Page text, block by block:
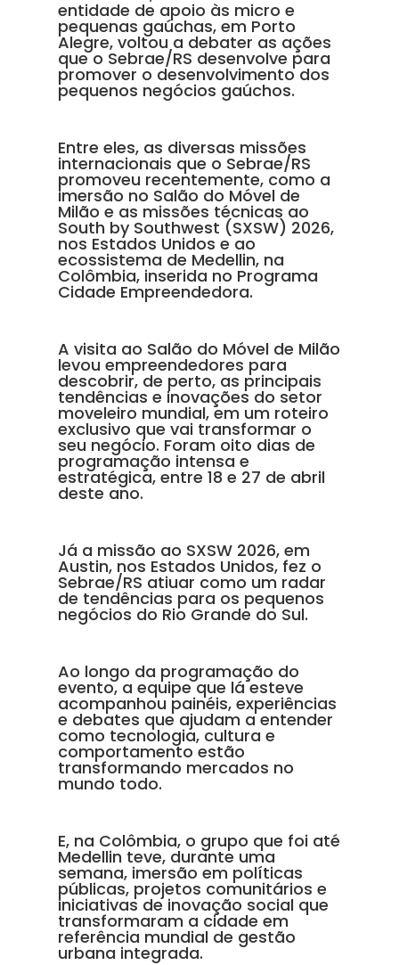
entidade de apoio às micro e
pequenas gaúchas, em Porto
Alegre, voltou a debater as ações
que o Sebrae/RS desenvolve para
promover o desenvolvimento dos
pequenos negócios gaúchos.
Entre eles, as diversas missões
internacionais que o Sebrae/RS
promoveu recentemente, como a
imersão no Salão do Móvel de
Milão e as missões técnicas ao
South by Southwest (SXSW) 2026,
nos Estados Unidos e ao
ecossistema de Medellin, na
Colômbia, inserida no Programa
Cidade Empreendedora.
A visita ao Salão do Móvel de Milão
levou empreendedores para
descobrir, de perto, as principais
tendências e inovações do setor
moveleiro mundial, em um roteiro
exclusivo que vai transformar o
seu negócio. Foram oito dias de
programação intensa e
estratégica, entre 18 e 27 de abril
deste ano.
Já a missão ao SXSW 2026, em
Austin, nos Estados Unidos, fez o
Sebrae/RS atiuar como um radar
de tendências para os pequenos
negócios do Rio Grande do Sul.
Ao longo da programação do
evento, a equipe que lá esteve
acompanhou painéis, experiências
e debates que ajudam a entender
como tecnologia, cultura e
comportamento estão
transformando mercados no
mundo todo.
E, na Colômbia, o grupo que foi até
Medellin teve, durante uma
semana, imersão em políticas
públicas, projetos comunitários e
iniciativas de inovação social que
transformaram a cidade em
referência mundial de gestão
urbana integrada.